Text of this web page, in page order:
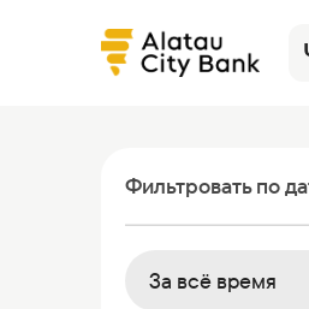
Кредиты
Alatau City Bank Tole
Новости
Фильтровать по
За всё время